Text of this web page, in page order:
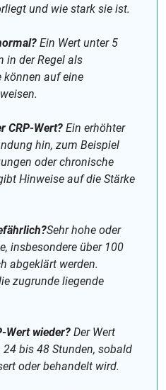
und wie stark sie ist.
Ein Wert unter 5
in der Regel als
können auf eine
CRP-Wert? Ein erhöhter
hin, zum Beispiel
oder chronische
Hinweise auf die Stärke
Sehr hohe oder
insbesondere über 100
abgeklärt werden.
zugrunde liegende
Wert wieder? Der Wert
bis 48 Stunden, sobald
oder behandelt wird.